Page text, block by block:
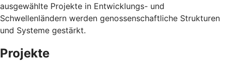
ausgewählte Projekte in Entwicklungs- und
Schwellenländern werden genossenschaftliche Strukturen
und Systeme gestärkt.
Projekte